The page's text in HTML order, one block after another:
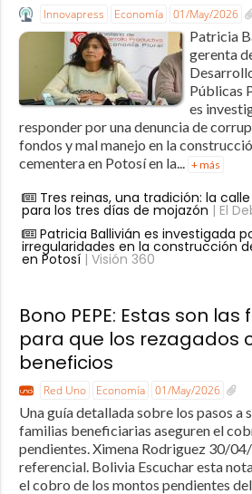
Innovapress Economía 01/May/2026
Patricia
gerenta
Públicas
es
responder por una denuncia de
fondos y mal manejo en la
cementera en Potosí en la...
+ más
Tres reinas, una tradición: la
para los tres días de mojazón | El
Patricia Ballivián es investigada
irregularidades en la construcción
en Potosí| Visión 360
Bono PEPE: Estas son
para que los rezagados
beneficios
Red Uno Economía 01/May/2026
Una guía detallada sobre los pasos a
familias beneficiarias aseguren el
pendientes. Ximena Rodriguez 30/
referencial. Bolivia Escuchar esta
el cobro de los montos pendientes del